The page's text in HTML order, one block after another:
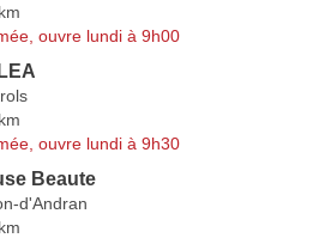
ouvre lundi à 9h00
ouvre lundi à 9h30
Beaute
d'Andran